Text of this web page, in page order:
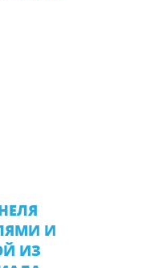
И
ИЗ